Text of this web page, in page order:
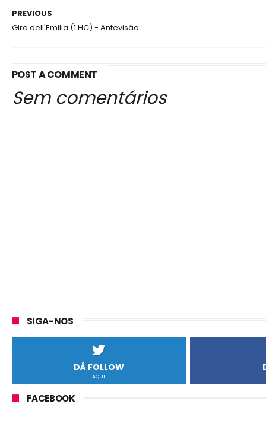
PREVIOUS
Giro dell'Emilia (1.HC) - Antevisão
POST A COMMENT
Sem comentários
SIGA-NOS
DÁ FOLLOW
AQUI
FACEBOOK